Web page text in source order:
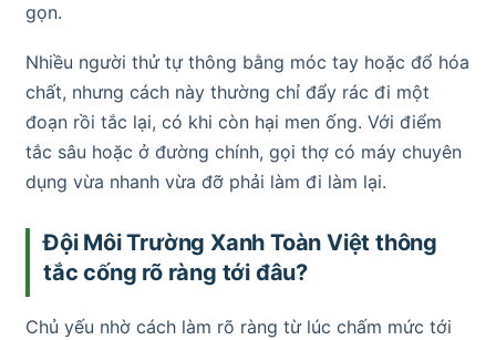
gọn.
Nhiều người thử tự thông bằng móc tay hoặc đổ hóa
chất, nhưng cách này thường chỉ đẩy rác đi một
đoạn rồi tắc lại, có khi còn hại men ống. Với điểm
tắc sâu hoặc ở đường chính, gọi thợ có máy chuyên
dụng vừa nhanh vừa đỡ phải làm đi làm lại.
Đội Môi Trường Xanh Toàn Việt thông
tắc cống rõ ràng tới đâu?
Chủ yếu nhờ cách làm rõ ràng từ lúc chấm mức tới